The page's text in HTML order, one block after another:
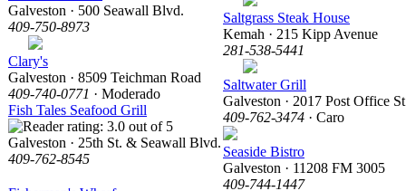
Galveston · 500 Seawall Blvd.
409-750-8973
Clary's
Galveston · 8509 Teichman Road
409-740-0771 · Moderado
Fish Tales Seafood Grill
Galveston · 25th St. & Seawall Blvd.
409-762-8545
Saltgrass Steak House
Kemah · 215 Kipp Avenue
281-538-5441
Saltwater Grill
Galveston · 2017 Post Office
409-762-3474 · Caro
Seaside Bistro
Galveston · 11208 FM 3005
409-744-1447